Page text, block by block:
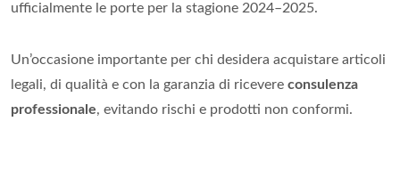
ufficialmente le porte per la stagione 2024–2025.
Un’occasione importante per chi desidera acquistare articoli
legali, di qualità e con la garanzia di ricevere consulenza
professionale, evitando rischi e prodotti non conformi.